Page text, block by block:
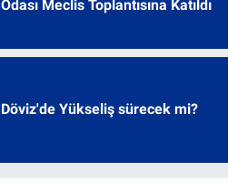
Odası Meclis Toplantısına Katıldı
Döviz'de Yükseliş sürecek mi?